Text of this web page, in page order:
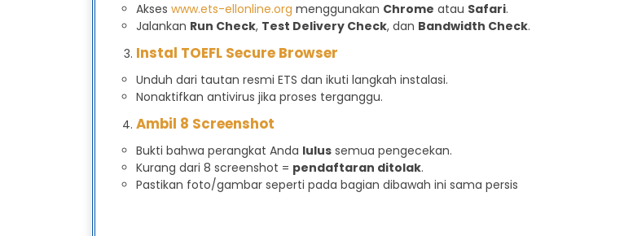
Akses www.ets-ellonline.org menggunakan Chrome atau Safari.
Jalankan Run Check, Test Delivery Check, dan Bandwidth Check.
Instal TOEFL Secure Browser
Unduh dari tautan resmi ETS dan ikuti langkah instalasi.
Nonaktifkan antivirus jika proses terganggu.
Ambil 8 Screenshot
Bukti bahwa perangkat Anda lulus semua pengecekan.
Kurang dari 8 screenshot = pendaftaran ditolak.
Pastikan foto/gambar seperti pada bagian dibawah ini sama persis